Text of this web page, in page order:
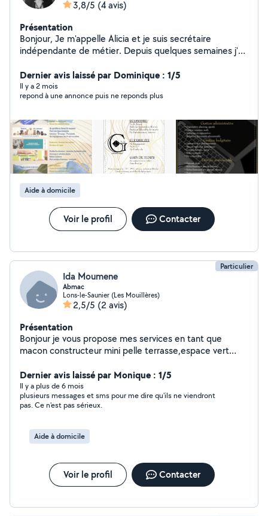
3,8/5 (4 avis)
Présentation
Bonjour, Je m'appelle Alicia et je suis secrétaire
indépendante de métier. Depuis quelques semaines j'ai
les particuliers. Le but : vous aider dans votre quotidien.
Je suis disponible pour différentes prestations, aide au
courses, garde et promenade d'animaux, et pleins
pas à me contacter, je serai ravie de vous rencontrer. Je
peux me déplacer gratuitement à votre domicile pour
qu'on puisse se rencontrer et se connaître davantage.
La confiance est primordial. Merci pour votre confiance.
Dernier avis laissé par Dominique : 1/5
Il y a 2 mois
repond à une annonce puis ne reponds plus
Aide à domicile
Voir le profil Contacter
Particulier
Ida Moumene
Abmac
Lons-le-Saunier (Les Mouillères)
2,5/5 (2 avis)
Présentation
Bonjour je vous propose mes services en tant que
macon constructeur mini pelle terrasse,espace vert
rapide et trés expérimenté .
Dernier avis laissé par Monique : 1/5
Il y a plus de 6 mois
plusieurs messages et sms pour me dire qu'ils ne viendront
pas. Ce n'est pas sérieux.
Aide à domicile
Voir le profil Contacter